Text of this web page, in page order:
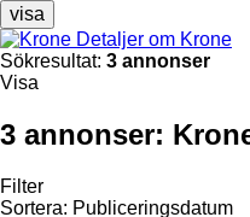
visa
Detaljer om Krone
Sökresultat: 3 annonser
Visa
3 annonser:
Filter
Sortera: Publiceringsdatum